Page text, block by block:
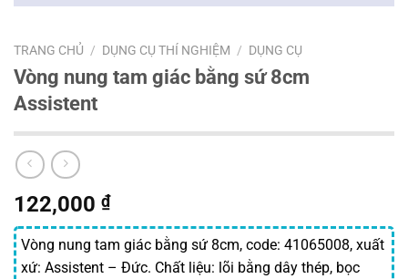
TRANG CHỦ / DỤNG CỤ THÍ NGHIỆM / DỤNG CỤ
Vòng nung tam giác bằng sứ 8cm
Assistent
122,000 ₫
Vòng nung tam giác bằng sứ 8cm, code: 41065008, xuất
xứ: Assistent – Đức. Chất liệu: lõi bằng dây thép, bọc